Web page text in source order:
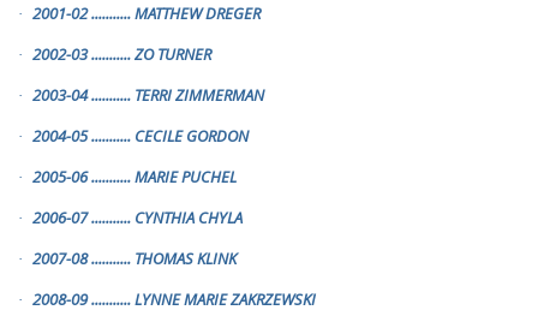
· 2001-02...........MATTHEW DREGER
· 2002-03...........ZO TURNER
· 2003-04........... TERRI ZIMMERMAN
· 2004-05........... CECILE GORDON
· 2005-06...........MARIE PUCHEL
· 2006-07........... CYNTHIA CHYLA
· 2007-08........... THOMAS KLINK
· 2008-09...........LYNNE MARIE ZAKRZEWSKI